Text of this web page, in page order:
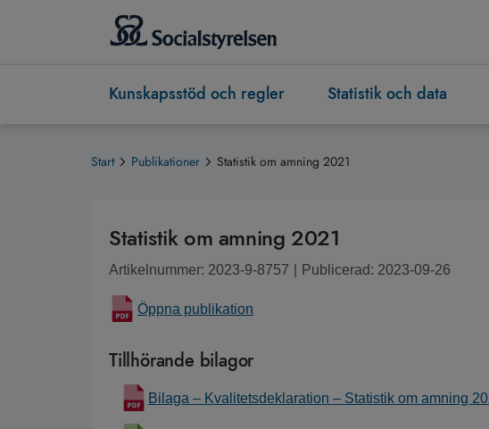
Kunskapsstöd och regler Statistik och data
Start Publikationer Statistik om amning 2021
Statistik om amning 2021
Artikelnummer: 2023-9-8757 Publicerad: 2023-09-26
Öppna publikation
Tillhörande bilagor
Bilaga – Kvalitetsdeklaration – Statistik om amning